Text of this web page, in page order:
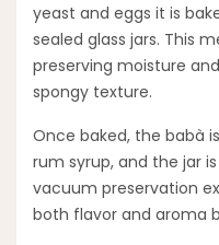
yeast and eggs it is
sealed glass jars. This
preserving moisture
spongy texture.
Once baked, the babà
rum syrup, and the jar
vacuum preservation
both flavor and aroma